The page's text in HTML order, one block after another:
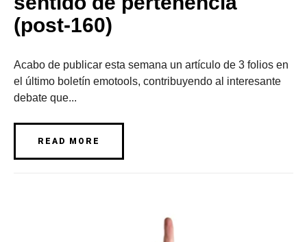
(post-160)
Acabo de publicar esta semana un artículo de 3 folios en
el último boletín emotools, contribuyendo al interesante
debate que...
READ MORE